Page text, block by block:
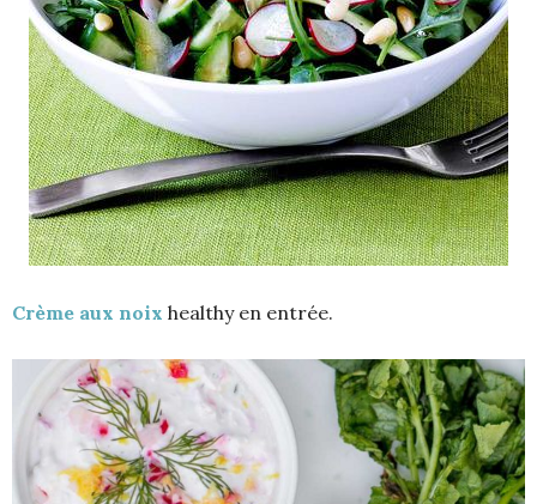
Crème aux noix healthy en entrée.